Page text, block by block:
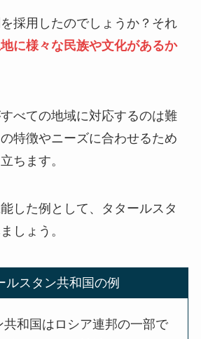
採用したのでしょうか？それ
に様々な民族や文化があるか
べての地域に対応するのは難
特徴やニーズに合わせるため
ちます。
した例として、タタールスタ
しょう。
ルスタン共和国の例
共和国はロシア連邦の一部で